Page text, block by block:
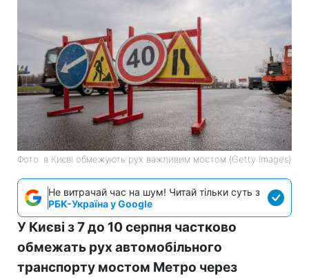
Фото: в Києві обмежують рух важливим мостом (Getty Images)
Не витрачай час на шум! Читай тільки суть з
РБК-Україна у Google
У Києві з 7 до 10 серпня частково
обмежать рух автомобільного
транспорту мостом Метро через